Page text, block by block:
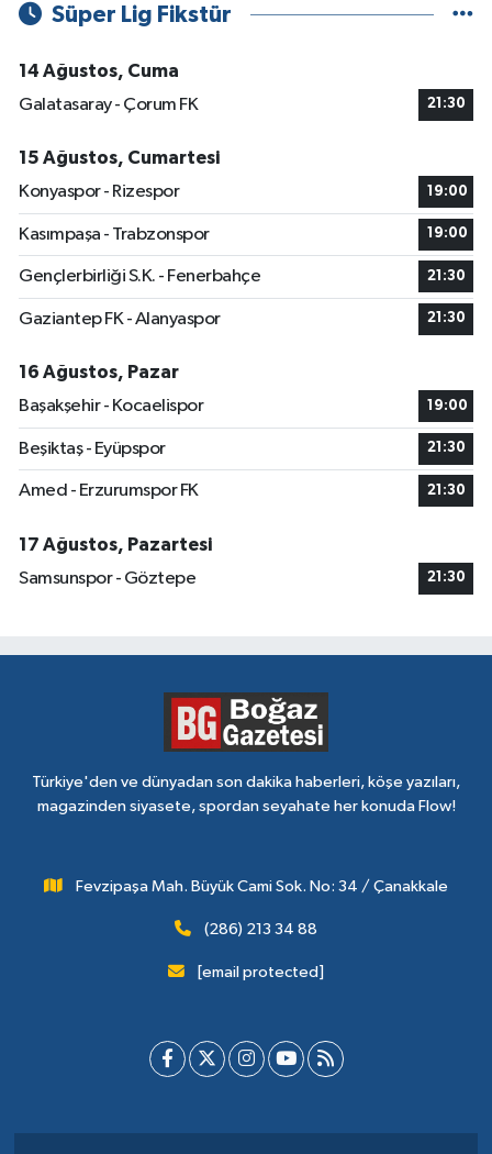
Süper Lig Fikstür
14 Ağustos, Cuma
Galatasaray - Çorum FK
21:30
15 Ağustos, Cumartesi
Konyaspor - Rizespor
19:00
Kasımpaşa - Trabzonspor 19:00
Gençlerbirliği S.K. - Fenerbahçe 21:30
Gaziantep FK - Alanyaspor 21:30
16 Ağustos, Pazar
Başakşehir - Kocaelispor
19:00
Beşiktaş - Eyüpspor 21:30
Amed - Erzurumspor FK 21:30
17 Ağustos, Pazartesi
Samsunspor - Göztepe
21:30
Türkiye'den ve dünyadan son dakika haberleri, köşe yazıları,
magazinden siyasete, spordan seyahate her konuda Flow!
Fevzipaşa Mah. Büyük Cami Sok. No: 34 / Çanakkale
(286) 213 34 88
[email protected]